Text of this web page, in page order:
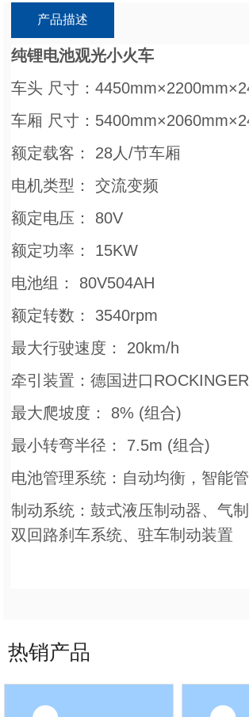
产品描述
纯锂电池观光小火车
车头 尺寸：
车厢 尺寸：
额定载客： 28人/节车厢
电机类型： 交流变频
额定电压： 80V
额定功率： 15KW
电池组： 80V504AH
额定转数： 3540rpm
最大行驶速度： 20km/h
牵引装置：德国进口
最大爬坡度： 8% (组合)
最小转弯半径： 7.5m (组合)
电池管理系统：自动均衡，智能
制动系统：鼓式液压制动器、气
双回路刹车系统、驻车制动装置
热销产品